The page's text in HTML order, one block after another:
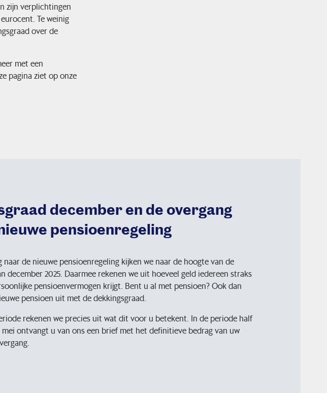
zijn verplichtingen
Te weinig
over de
met een
pagina ziet op onze
december en de overgang
pensioenregeling
naar de nieuwe pensioenregeling kijken we naar de hoogte van de
december 2025. Daarmee rekenen we uit hoeveel geld iedereen straks
pensioenvermogen krijgt. Bent u al met pensioen? Ook dan
pensioen uit met de dekkingsgraad.
rekenen we precies uit wat dit voor u betekent. In de periode half
ontvangt u van ons een brief met het definitieve bedrag van uw